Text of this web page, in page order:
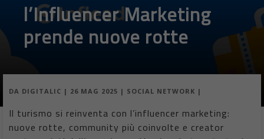
l’Influencer Marketing
prende nuove rotte
DA DIGITALIC | 26 MAG 2025 | SOCIAL NETWORK |
Il turismo si reinventa con l’influencer marketing:
nuove rotte, community più coinvolte e creator